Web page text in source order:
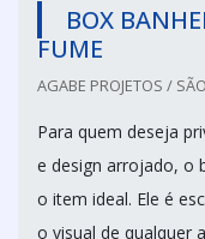
BOX
FUME
AGABE PROJETOS /
Para quem deseja
e design arrojado, o
o item ideal. Ele é
o visual de qualquer